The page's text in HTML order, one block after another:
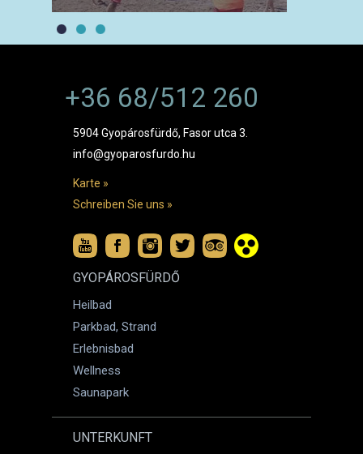
+36 68/512 260
5904 Gyopárosfürdő, Fasor utca 3.
info@gyoparosfurdo.hu
Karte »
Schreiben Sie uns »
GYOPÁROSFÜRDŐ
Heilbad
Parkbad, Strand
Erlebnisbad
Wellness
Saunapark
UNTERKUNFT